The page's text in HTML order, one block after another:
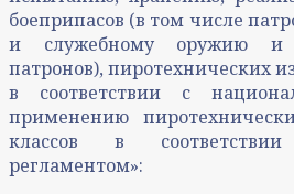
боеприпасов (в том числе
и служебному оружию и
патронов), пиротехнических
в соответствии с
применению
классов в
регламентом»: